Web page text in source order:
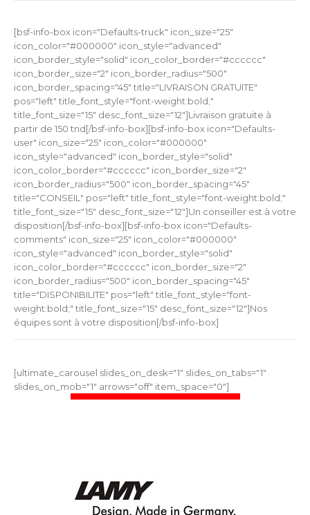
[bsf-info-box icon="Defaults-truck" icon_size="25"
icon_color="#000000" icon_style="advanced"
icon_border_style="solid" icon_color_border="#cccccc"
icon_border_size="2" icon_border_radius="500"
icon_border_spacing="45" title="LIVRAISON GRATUITE"
pos="left" title_font_style="font-weight:bold;"
title_font_size="15" desc_font_size="12"]Livraison gratuite à
partir de 150 tnd[/bsf-info-box][bsf-info-box icon="Defaults-
user" icon_size="25" icon_color="#000000"
icon_style="advanced" icon_border_style="solid"
icon_color_border="#cccccc" icon_border_size="2"
icon_border_radius="500" icon_border_spacing="45"
title="CONSEIL" pos="left" title_font_style="font-weight:bold;"
title_font_size="15" desc_font_size="12"]Un conseiller est à votre
disposition[/bsf-info-box][bsf-info-box icon="Defaults-
comments" icon_size="25" icon_color="#000000"
icon_style="advanced" icon_border_style="solid"
icon_color_border="#cccccc" icon_border_size="2"
icon_border_radius="500" icon_border_spacing="45"
title="DISPONIBILITE" pos="left" title_font_style="font-
weight:bold;" title_font_size="15" desc_font_size="12"]Nos
équipes sont à votre disposition[/bsf-info-box]
[ultimate_carousel slides_on_desk="1" slides_on_tabs="1"
slides_on_mob="1" arrows="off" item_space="0"]